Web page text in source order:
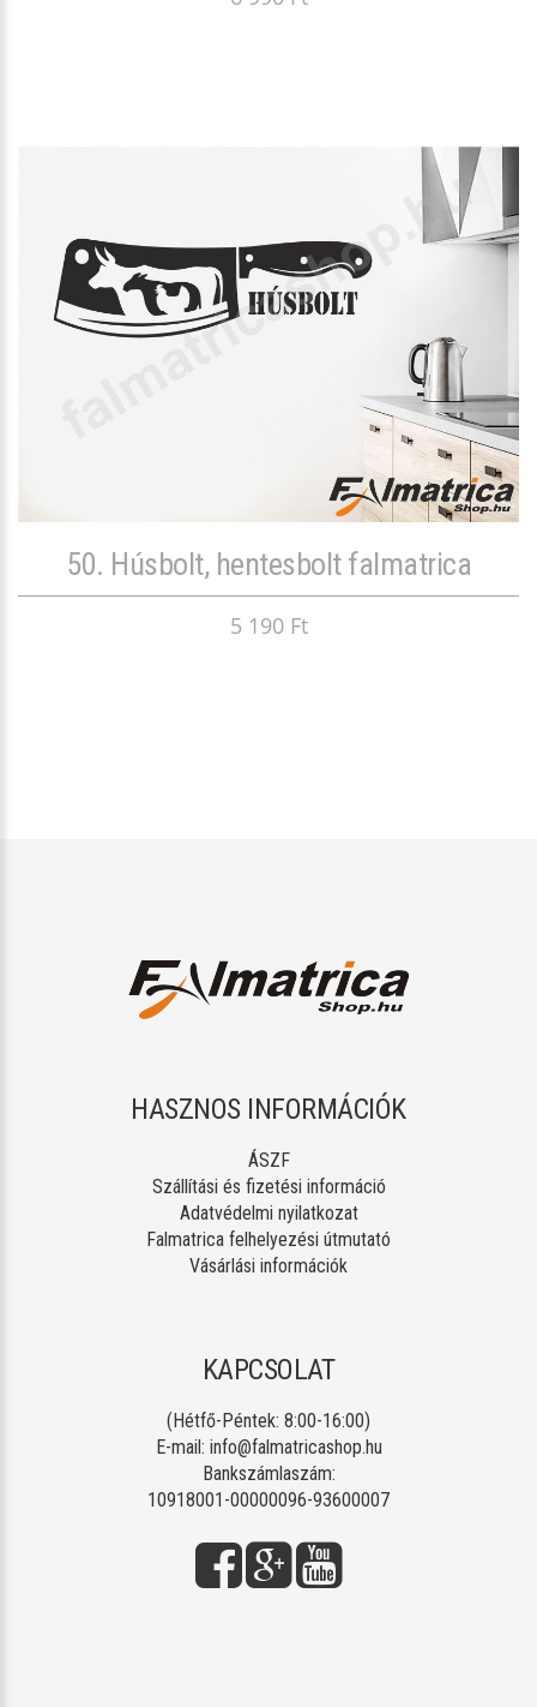
50. Húsbolt, hentesbolt falmatrica
5 190 Ft
HASZNOS INFORMÁCIÓK
ÁSZF
Szállítási és fizetési információ
Adatvédelmi nyilatkozat
Falmatrica felhelyezési útmutató
Vásárlási információk
KAPCSOLAT
(Hétfő-Péntek: 8:00-16:00)
E-mail: info@falmatricashop.hu
Bankszámlaszám:
10918001-00000096-93600007